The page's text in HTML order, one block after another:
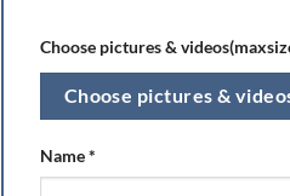
Choose pictures &
Choose pictures &
Name*